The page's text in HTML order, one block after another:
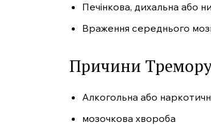
Печінкова, дихальна або
Враження середнього
Причини
Алкогольна або
мозочкова хвороба